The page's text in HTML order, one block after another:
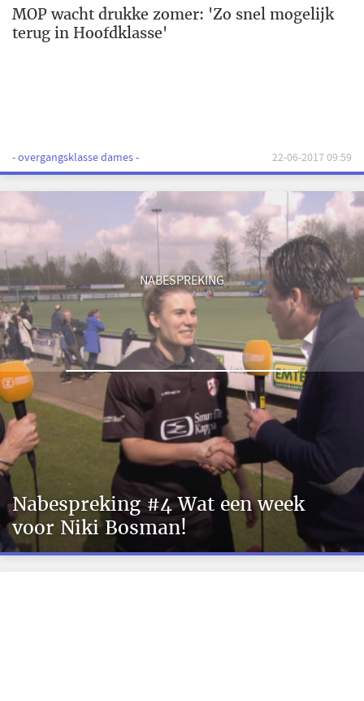
MOP wacht drukke zomer: 'Zo snel mogelijk
terug in Hoofdklasse'
- overgangsklasse dames - 22-06-2017 09:59
NABESPREKING
Nabespreking #4 Wat een week
voor Niki Bosman!